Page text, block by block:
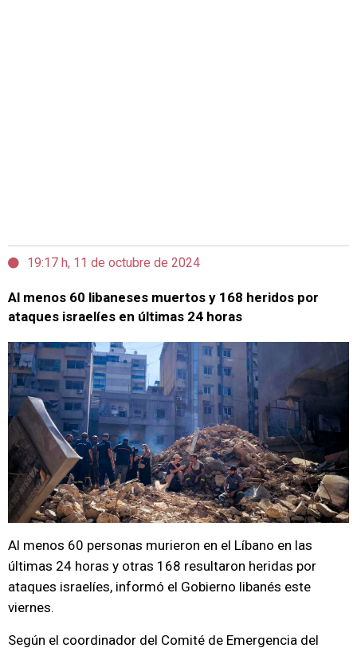
19:17 h, 11 de octubre de 2024
Al menos 60 libaneses muertos y 168 heridos por
ataques israelíes en últimas 24 horas
Al menos 60 personas murieron en el Líbano en las
últimas 24 horas y otras 168 resultaron heridas por
ataques israelíes, informó el Gobierno libanés este
viernes.
Según el coordinador del Comité de Emergencia del